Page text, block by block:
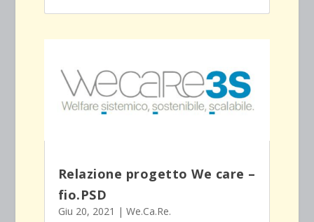
Relazione progetto We care –
fio.PSD
Giu 20, 2021 | We.Ca.Re.